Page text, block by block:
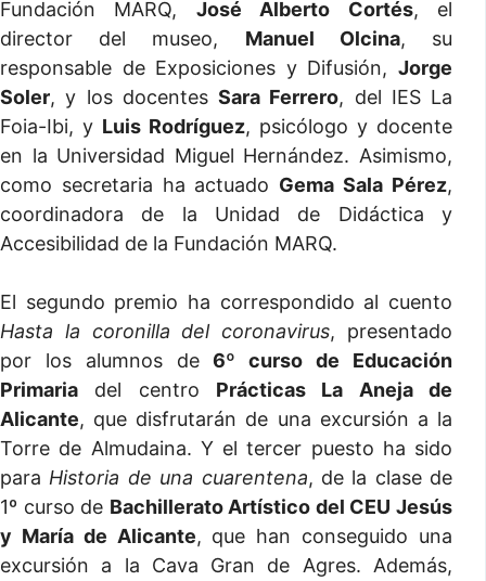
Fundación MARQ, José Alberto Cortés, el
director del museo, Manuel Olcina, su
responsable de Exposiciones y Difusión, Jorge
Soler, y los docentes Sara Ferrero, del IES La
Foia-Ibi, y Luis Rodríguez, psicólogo y docente
en la Universidad Miguel Hernández. Asimismo,
como secretaria ha actuado Gema Sala Pérez,
coordinadora de la Unidad de Didáctica y
Accesibilidad de la Fundación MARQ.
El segundo premio ha correspondido al cuento
Hasta la coronilla del coronavirus, presentado
por los alumnos de6º curso de Educación
Primaria del centro Prácticas La Aneja de
Alicante, que disfrutarán de una excursión a la
Torre de Almudaina. Y el tercer puesto ha sido
para Historia de una cuarentena, de la clase de
1º curso de Bachillerato Artístico del CEU Jesús
y María de Alicante, que han conseguido una
excursión a la Cava Gran de Agres. Además,